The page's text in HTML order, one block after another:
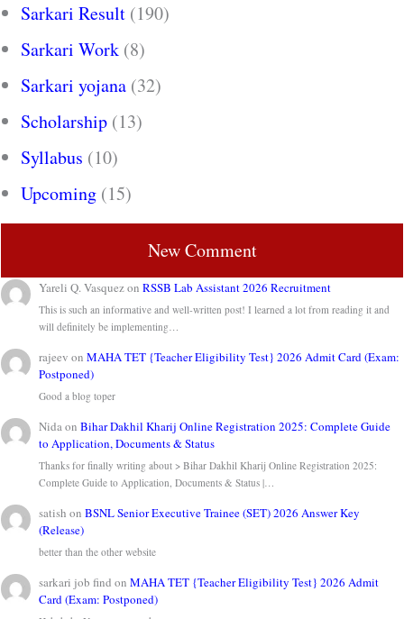
Sarkari Result (190)
Sarkari Work (8)
Sarkari yojana (32)
Scholarship (13)
Syllabus (10)
Upcoming (15)
New Comment
Yareli Q. VasquezonRSSB Lab Assistant 2026 Recruitment
This is such an informative and well-written post! I learned a lot from reading it and
will definitely be implementing…
rajeev onMAHA TET {Teacher Eligibility Test} 2026 Admit Card (Exam:
Postponed)
Good a blog toper
NidaonBihar Dakhil Kharij Online Registration 2025: Complete Guide
to Application, Documents & Status
Thanks for finally writing about > Bihar Dakhil Kharij Online Registration 2025:
Complete Guide to Application, Documents & Status |…
satish onBSNL Senior Executive Trainee (SET) 2026 Answer Key
(Release)
better than the other website
sarkari job find onMAHA TET {Teacher Eligibility Test} 2026 Admit
Card (Exam: Postponed)